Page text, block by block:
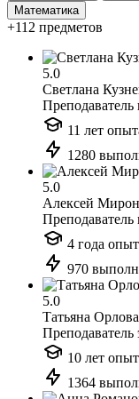
Математика
+112 предметов
5.0
Светлана
Преподаватель
11 лет
1280
5.0
Алексей
Преподаватель
4 года
970
5.0
Татьяна Орлова
Преподаватель
10 лет
1364